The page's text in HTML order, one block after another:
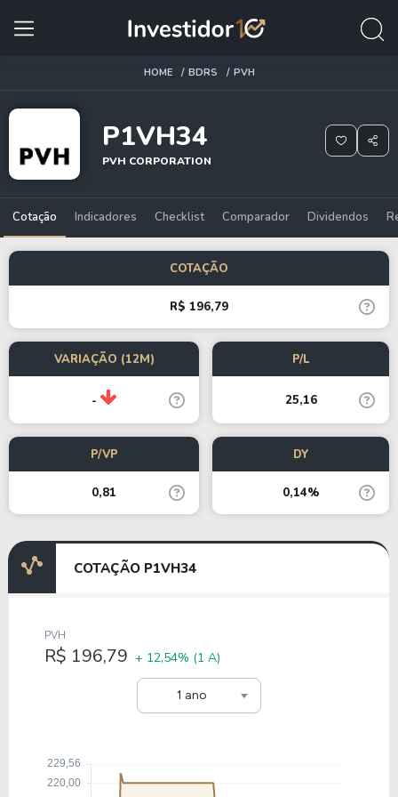
HOME BDRS PVH
P1VH34
PVH CORPORATION
Cotação Indicadores Checklist Comparador Dividendos
COTAÇÃO
R$ 196,79
VARIAÇÃO (12M)
-
P/L
25,16
P/VP
0,81
DY
0,14%
COTAÇÃO P1VH34
1 ano
PVH
R$ 196,79 + 12,54% (1 A)